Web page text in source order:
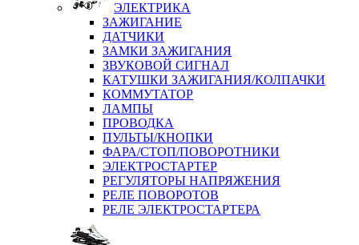
ЭЛЕКТРИКА
ЗАЖИГАНИЕ
ДАТЧИКИ
ЗАМКИ ЗАЖИГАНИЯ
ЗВУКОВОЙ СИГНАЛ
КАТУШКИ ЗАЖИГАНИЯ/КОЛПАЧКИ
КОММУТАТОР
ЛАМПЫ
ПРОВОДКА
ПУЛЬТЫ/КНОПКИ
ФАРА/СТОП/ПОВОРОТНИКИ
ЭЛЕКТРОСТАРТЕР
РЕГУЛЯТОРЫ НАПРЯЖЕНИЯ
РЕЛЕ ПОВОРОТОВ
РЕЛЕ ЭЛЕКТРОСТАРТЕРА